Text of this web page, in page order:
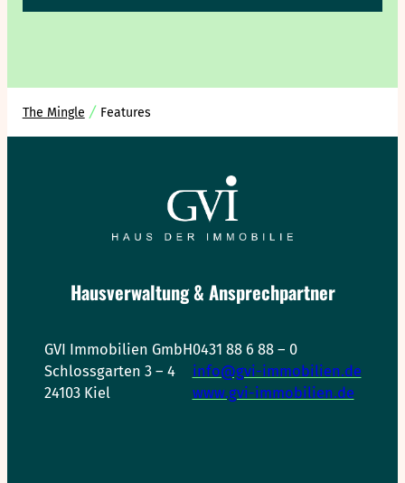
The Mingle Features
Hausverwaltung & Ansprechpartner
GVI Immobilien GmbH
Schlossgarten 3 – 4
24103 Kiel
0431 88 6 88 – 0
info@gvi-immobilien.de
www.gvi-immobilien.de